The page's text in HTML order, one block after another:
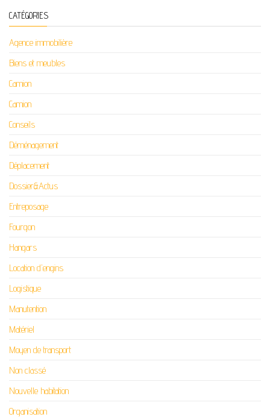
CATÉGORIES
Agence immobilière
Biens et meubles
Camion
Camion
Conseils
Déménagement
Déplacement
Dossier&Actus
Entreposage
Fourgon
Hangars
Location d'engins
Logistique
Manutention
Matériel
Moyen de transport
Non classé
Nouvelle habitation
Organisation